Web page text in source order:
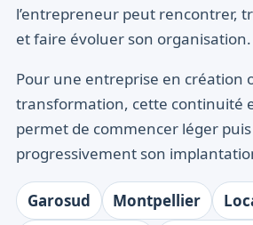
l’entrepreneur peut rencontrer,
et faire évoluer son organisation.
Pour une entreprise en création
transformation, cette continuité
permet de commencer léger
progressivement son
Garosud Montpellier